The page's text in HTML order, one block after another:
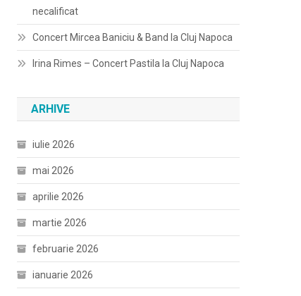
necalificat
Concert Mircea Baniciu & Band la Cluj Napoca
Irina Rimes – Concert Pastila la Cluj Napoca
ARHIVE
iulie 2026
mai 2026
aprilie 2026
martie 2026
februarie 2026
ianuarie 2026